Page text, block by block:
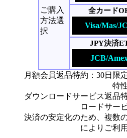
ご購入
方法選
択
全カード
Visa/Mas/
JPY決済
JCB/
月額会員返品特約：30日限
特
ダウンロードサービス返品
ロードサー
決済の安定化のため、複数
によりご利